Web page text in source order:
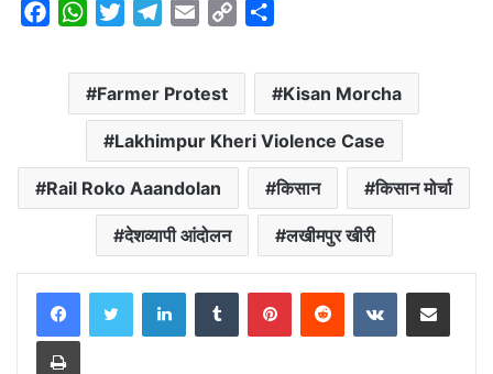
o
k
W
a
t
s
A
p
p
i
t
t
e
r
l
e
g
r
a
m
a
i
l
p
L
i
k
a
r
e
Farmer Protest Kisan Morcha
Lakhimpur Kheri Violence Case
Rail Roko Aaandolan किसान किसान मोर्चा
देशव्यापी आंदोलन लखीमपुर खीरी
LinkedInTumblr PinterestReddit VKontakteShare via Email
Print